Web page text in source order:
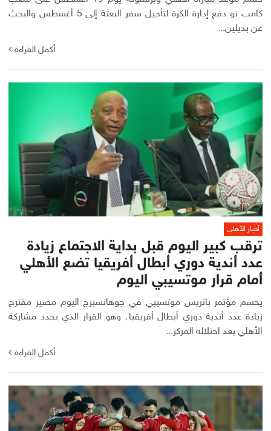
كامب نو دفع إدارة الكرة لتأجيل سفر البعثة إلى 5 أغسطس والبحث
عن بديلين...
أكمل القراءة
أخبار الأهلي
ترقب كبير اليوم قبل بداية الاجتماع زيادة
عدد أندية دوري أبطال أفريقيا تضع الأهلي
أمام قرار موتسيبي اليوم
يحسم مؤتمر باتريس موتسيبي في جوهانسبرج اليوم مصير مقترح
زيادة عدد أندية دوري أبطال أفريقيا، وهو القرار الذي يحدد مشاركة
الأهلي بعد احتلاله المركز...
أكمل القراءة